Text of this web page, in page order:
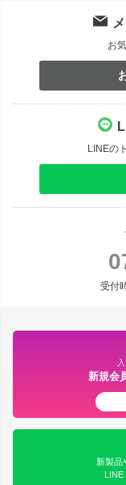
お
LINEの
受付
新規会
新製品